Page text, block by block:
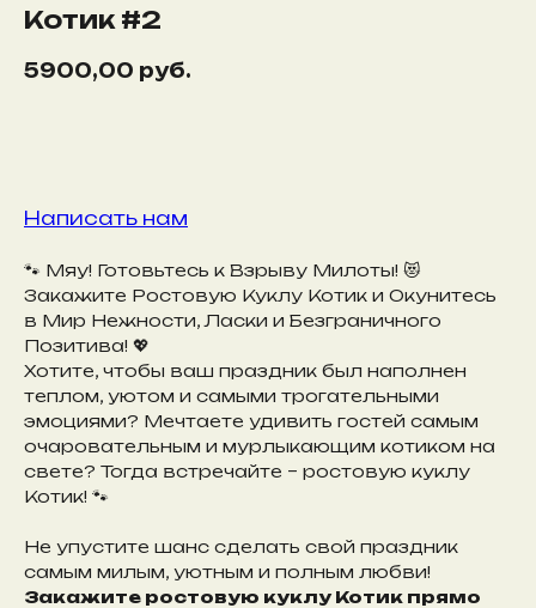
Котик #2
5900,00 руб.
Написать нам
🐾 Мяу! Готовьтесь к Взрыву Милоты! 😻
Закажите Ростовую Куклу Котик и Окунитесь
в Мир Нежности, Ласки и Безграничного
Позитива! 💖
Хотите, чтобы ваш праздник был наполнен
теплом, уютом и самыми трогательными
эмоциями? Мечтаете удивить гостей самым
очаровательным и мурлыкающим котиком на
свете? Тогда встречайте – ростовую куклу
Котик! 🐾
Не упустите шанс сделать свой праздник
самым милым, уютным и полным любви!
Закажите ростовую куклу Котик прямо